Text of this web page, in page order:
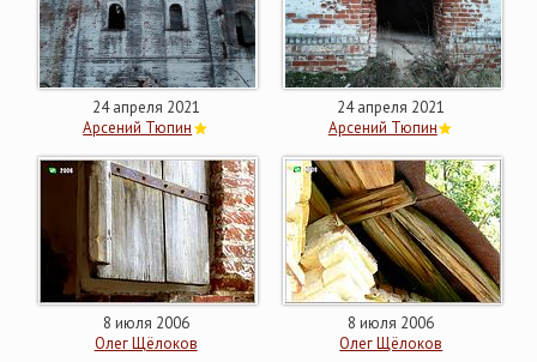
24 апреля 2021
Арсений Тюпин
24 апреля 2021
Арсений Тюпин
8 июля 2006
Олег Щёлоков
8 июля 2006
Олег Щёлоков